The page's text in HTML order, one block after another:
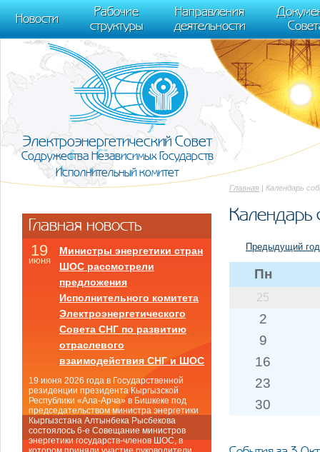
m[i].l=1*new Date(); for (var j = 0; j < document.scripts.length; j++) {if
[0],k.async=1,k.src=r,a.parentNode.insertBefore(k,a)}) (window,
trackLinks:true, accurateTrackBounce:true });
Новости
Рабочие
структуры
Направления
деятельности
Электроэнергетический Совет
Содружества Независимых Государств
Исполнительный комитет
Главная | Календарь
Календарь
Предыдущий год
Пн
25
2
9
16
23
30
Главная новость
19
июня
Министры энергетики стран
ШОС рассмотрели
предложения
Исполнительного комитета
Электроэнергетического
Совета СНГ по развитию
отраслевого
взаимодействия СНГ и ШОС
19 июня 2026 года в Государственной
резиденции президента Кыргызской
Республики «Ала-Арча» в Бишкеке под
председательством министра энергетики
Кыргызстана Алтынбека Рысбекова
состоялось 6-е Совещание министров
энергетики государств-членов ШОС, в